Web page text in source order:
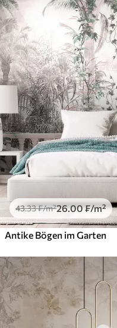
43.33₣/m²26.00₣/m²
Antike Bögen im Garten